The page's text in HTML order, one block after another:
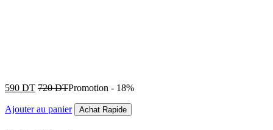
590 DT 720DTPromotion - 18%
Ajouter au panier Achat Rapide